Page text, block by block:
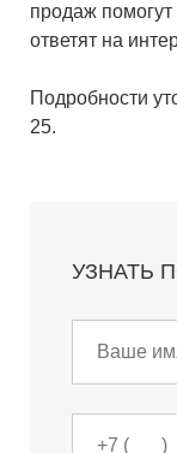
продаж
ответят на
Подробности
25.
УЗНАТЬ